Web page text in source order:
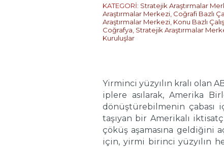
KATEGORİ: Stratejik Araştırmalar
Araştırmalar Merkezi Coğrafi Bazlı
Araştırmalar Merkezi Konu Bazlı
Coğrafya Stratejik Araştırmalar
Kuruluşlar
Yirminci yüzyılın kralı olan
iplere asılarak, Amerika
dönüştürebilmenin çabası
taşıyan bir Amerikalı
çöküş aşamasına geldiğini
için, yirmi birinci yüzyılın